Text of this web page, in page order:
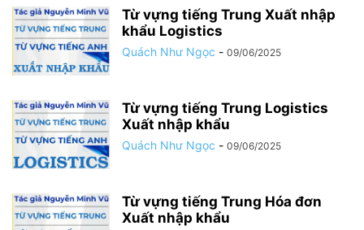
Từ vựng tiếng Trung Xuất nhập
khẩu Logistics
Quách Như Ngọc - 09/06/2025
Từ vựng tiếng Trung Logistics
Xuất nhập khẩu
Quách Như Ngọc - 09/06/2025
Từ vựng tiếng Trung Hóa đơn
Xuất nhập khẩu